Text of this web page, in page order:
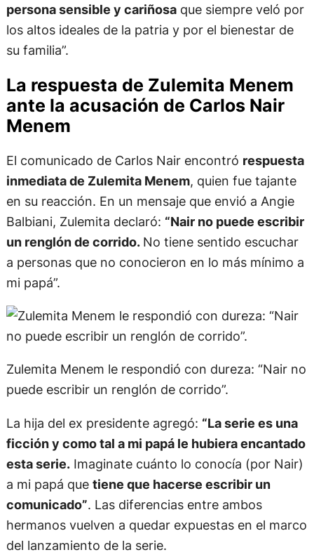
persona sensible y cariñosaque siempre veló por
los altos ideales de la patria y por el bienestar de
su familia”.
La respuesta de Zulemita Menem
ante la acusación de Carlos Nair
Menem
El comunicado de Carlos Nair encontró respuesta
inmediata de Zulemita Menem, quien fue tajante
en su reacción. En un mensaje que envió a Angie
Balbiani, Zulemita declaró: “Nair no puede escribir
un renglón de corrido. No tiene sentido escuchar
a personas que no conocieron en lo más mínimo a
mi papá”.
Zulemita Menem le respondió con dureza: “Nair no
puede escribir un renglón de corrido”.
La hija del ex presidente agregó: “La serie es una
ficción y como tal a mi papá le hubiera encantado
esta serie.Imaginate cuánto lo conocía (por Nair)
a mi papá que tiene que hacerse escribir un
comunicado”. Las diferencias entre ambos
hermanos vuelven a quedar expuestas en el marco
del lanzamiento de la serie.